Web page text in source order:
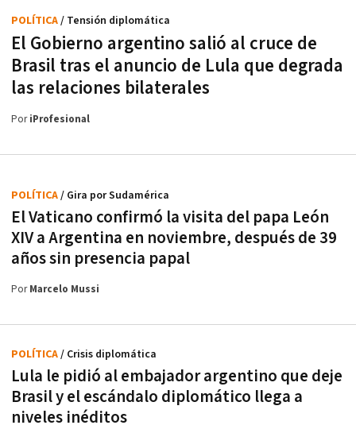
El Gobierno argentino salió al cruce de
Brasil tras el anuncio de Lula que degrada
las relaciones bilaterales
POLÍTICA/ Tensión diplomática
PoriProfesional
El Vaticano confirmó la visita del papa León
XIV a Argentina en noviembre, después de 39
años sin presencia papal
POLÍTICA/ Gira por Sudamérica
PorMarcelo Mussi
Lula le pidió al embajador argentino que deje
Brasil y el escándalo diplomático llega a
niveles inéditos
POLÍTICA/ Crisis diplomática